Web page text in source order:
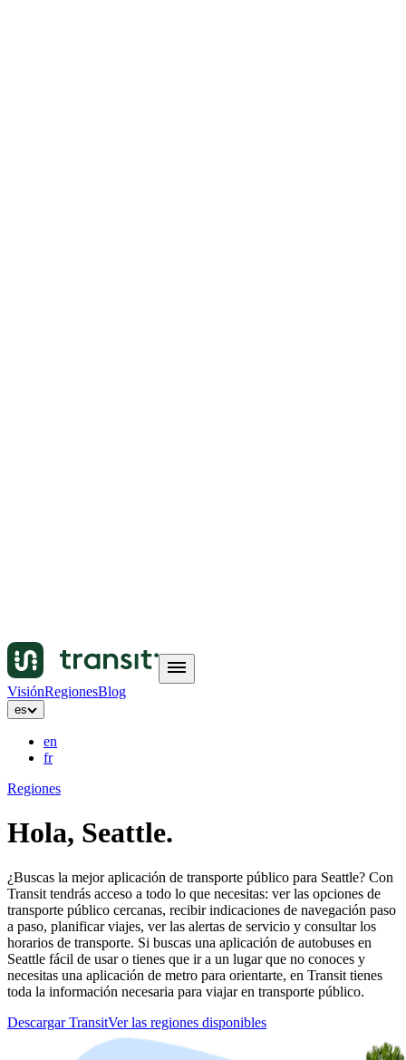
VisiónRegionesBlog
es
en
fr
Regiones
Hola, Seattle.
¿Buscas la mejor aplicación de transporte público para Seattle? Con
Transit tendrás acceso a todo lo que necesitas: ver las opciones de
transporte público cercanas, recibir indicaciones de navegación paso
a paso, planificar viajes, ver las alertas de servicio y consultar los
horarios de transporte. Si buscas una aplicación de autobuses en
Seattle fácil de usar o tienes que ir a un lugar que no conoces y
necesitas una aplicación de metro para orientarte, en Transit tienes
toda la información necesaria para viajar en transporte público.
Descargar TransitVer las regiones disponibles